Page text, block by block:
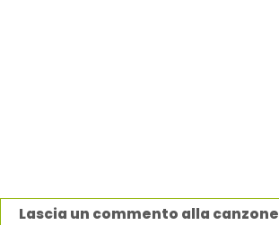
Lascia un commento alla canzone